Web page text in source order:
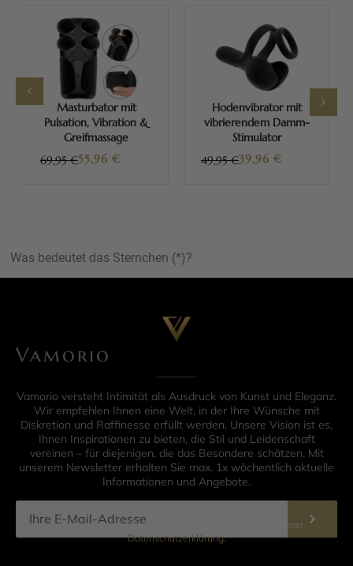
Masturbator mit
Pulsation, Vibration &
Greifmassage
69,95 €55,96 €
Hodenvibrator mit
vibrierendem Damm-
Stimulator
49,95 €39,96 €
Was bedeutet das Sternchen (*)?
Vamorio
Vamorio versteht Intimität als Ausdruck von Kunst und Eleganz.
Wir empfehlen Ihnen eine Welt, in der Ihre Wünsche mit
Diskretion und Raffinesse erfüllt werden. Unsere Vision ist es,
Ihnen Inspirationen zu bieten, die Stil und Leidenschaft
vereinen – für diejenigen, die das Besondere schätzen. Mit
unserem Newsletter erhalten Sie max. 1x wöchentlich aktuelle
Informationen und Angebote.
Informationen zur Datenverarbeitung finden Sie in unserer
Datenschutzerklärung.